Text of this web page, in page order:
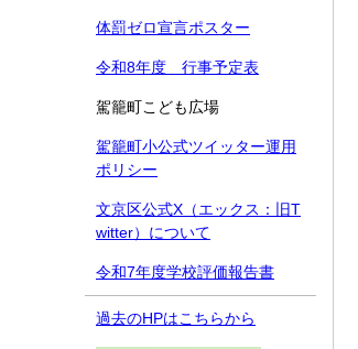
体罰ゼロ宣言ポスター
令和8年度 行事予定表
駕籠町こども広場
駕籠町小公式ツイッター運用
ポリシー
文京区公式X（エックス：旧T
witter）について
令和7年度学校評価報告書
過去のHPはこちらから